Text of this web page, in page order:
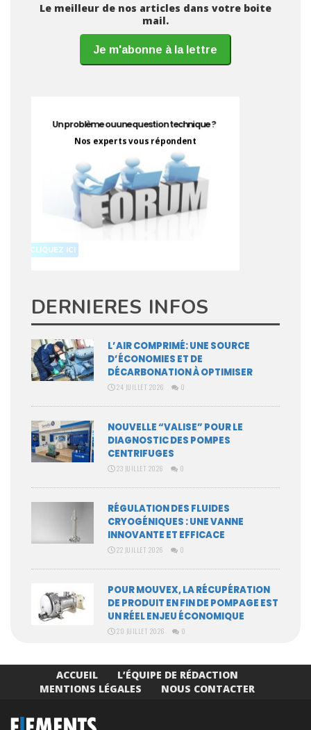
Le meilleur de nos articles dans votre boite
mail.
Je m'abonne à la lettre
DERNIERES INFOS
L’AIR COMPRIMÉ: UNE SOURCE
D’ÉCONOMIES ET DE
DÉCARBONATION À OPTIMISER
24 JUILLET 2026 0
NOUVELLE “VALISE” POUR LE
DIAGNOSTIC DES POMPES
CENTRIFUGES
23 JUILLET 2026 0
RÉGULATION DES FLUIDES
CRYOGÉNIQUES : UNE VANNE
INNOVANTE ET EFFICACE
22 JUILLET 2026 0
POUR MOUVEX, LA RÉCUPÉRATION
DE PRODUIT EN FIN DE POMPAGE EST
UN RÉEL ENJEU ÉCONOMIQUE
20 JUILLET 2026 0
ACCUEIL
L’ÉQUIPE DE RÉDACTION
MENTIONS LÉGALES
NOUS CONTACTER